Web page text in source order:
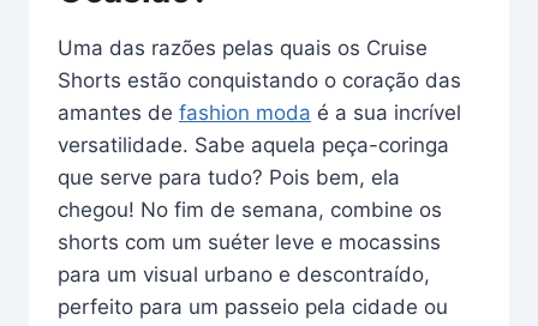
Uma das razões pelas quais os Cruise
Shorts estão conquistando o coração das
amantes de fashion moda é a sua incrível
versatilidade. Sabe aquela peça-coringa
que serve para tudo? Pois bem, ela
chegou! No fim de semana, combine os
shorts com um suéter leve e mocassins
para um visual urbano e descontraído,
perfeito para um passeio pela cidade ou